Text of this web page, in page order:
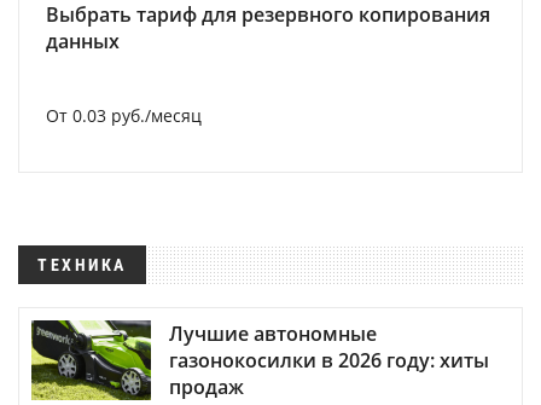
Выбрать тариф для резервного копирования
данных
От 0.03 руб./месяц
ТЕХНИКА
Лучшие автономные
газонокосилки в 2026 году: хиты
продаж